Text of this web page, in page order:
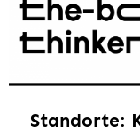
Standorte: